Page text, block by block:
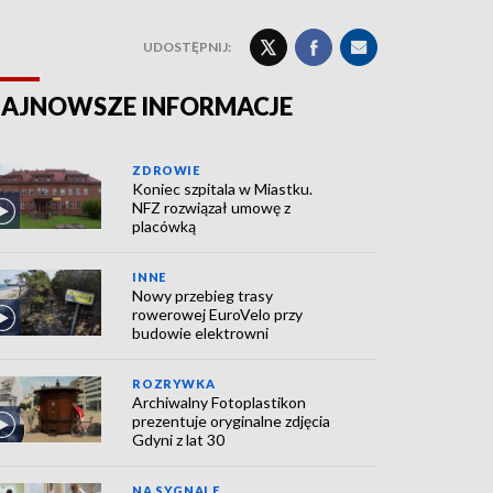
UDOSTĘPNIJ:
INFORMACJE
ZDROWIE
Koniec szpitala w Miastku.
NFZ rozwiązał umowę z
placówką
INNE
Nowy przebieg trasy
rowerowej EuroVelo przy
budowie elektrowni
ROZRYWKA
Archiwalny Fotoplastikon
prezentuje oryginalne zdjęcia
Gdyni z lat 30